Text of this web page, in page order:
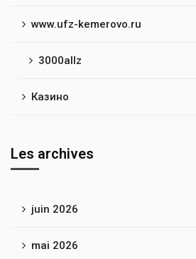
www.ufz-kemerovo.ru
3000allz
Казино
Les archives
juin 2026
mai 2026